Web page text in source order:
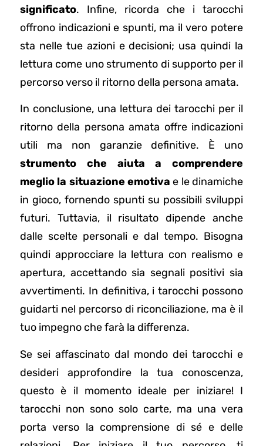
significato. Infine, ricorda che i tarocchi
offrono indicazioni e spunti, ma il vero potere
sta nelle tue azioni e decisioni; usa quindi la
lettura come uno strumento di supporto per il
percorso verso il ritorno della persona amata.
In conclusione, una lettura dei tarocchi per il
ritorno della persona amata offre indicazioni
utili ma non garanzie definitive. È uno
strumento che aiuta a comprendere
meglio la situazione emotiva e le dinamiche
in gioco, fornendo spunti su possibili sviluppi
futuri. Tuttavia, il risultato dipende anche
dalle scelte personali e dal tempo. Bisogna
quindi approcciare la lettura con realismo e
apertura, accettando sia segnali positivi sia
avvertimenti. In definitiva, i tarocchi possono
guidarti nel percorso di riconciliazione, ma è il
tuo impegno che farà la differenza.
Se sei affascinato dal mondo dei tarocchi e
desideri approfondire la tua conoscenza,
questo è il momento ideale per iniziare! I
tarocchi non sono solo carte, ma una vera
porta verso la comprensione di sé e delle